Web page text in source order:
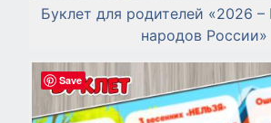
Буклет для родителей «2026 –
народов России»
Save